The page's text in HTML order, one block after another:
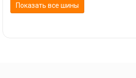
Показать все шины